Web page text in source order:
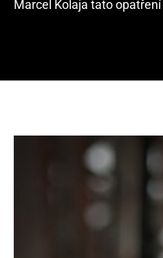
Marcel Kolaja tato